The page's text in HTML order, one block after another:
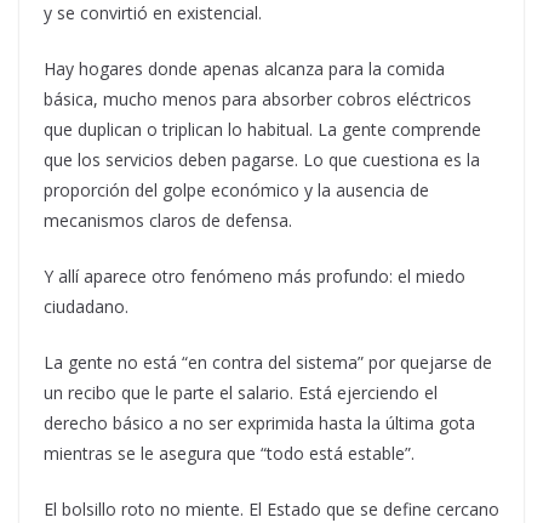
y se convirtió en existencial.
Hay hogares donde apenas alcanza para la comida
básica, mucho menos para absorber cobros eléctricos
que duplican o triplican lo habitual. La gente comprende
que los servicios deben pagarse. Lo que cuestiona es la
proporción del golpe económico y la ausencia de
mecanismos claros de defensa.
Y allí aparece otro fenómeno más profundo: el miedo
ciudadano.
La gente no está “en contra del sistema” por quejarse de
un recibo que le parte el salario. Está ejerciendo el
derecho básico a no ser exprimida hasta la última gota
mientras se le asegura que “todo está estable”.
El bolsillo roto no miente. El Estado que se define cercano